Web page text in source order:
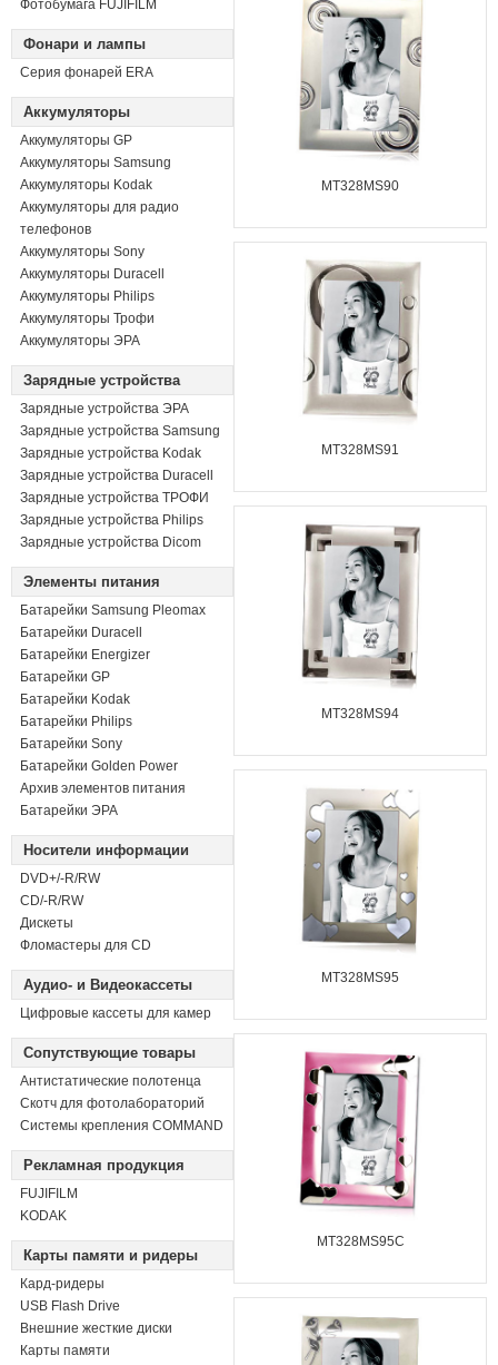
Фотобумага FUJIFILM
Фонари и лампы
Серия фонарей ERA
Аккумуляторы
Аккумуляторы GP
Аккумуляторы Samsung
Аккумуляторы Kodak
Аккумуляторы для радио
телефонов
Аккумуляторы Sony
Аккумуляторы Duracell
Аккумуляторы Philips
Аккумуляторы Трофи
Аккумуляторы ЭРА
Зарядные устройства
Зарядные устройства ЭРА
Зарядные устройства Samsung
Зарядные устройства Kodak
Зарядные устройства Duracell
Зарядные устройства ТРОФИ
Зарядные устройства Philips
Зарядные устройства Dicom
Элементы питания
Батарейки Samsung Pleomax
Батарейки Duracell
Батарейки Energizer
Батарейки GP
Батарейки Kodak
Батарейки Philips
Батарейки Sony
Батарейки Golden Power
Архив элементов питания
Батарейки ЭРА
Носители информации
DVD+/-R/RW
СD/-R/RW
Дискеты
Фломастеры для CD
Аудио- и Видеокассеты
Цифровые кассеты для камер
Сопутствующие товары
Антистатические полотенца
Скотч для фотолабораторий
Системы крепления COMMAND
Рекламная продукция
FUJIFILM
KODAK
Карты памяти и ридеры
Кард-ридеры
USB Flash Drive
Внешние жесткие диски
Карты памяти
MT328MS90
MT328MS91
MT328MS94
MT328MS95
MT328MS95C